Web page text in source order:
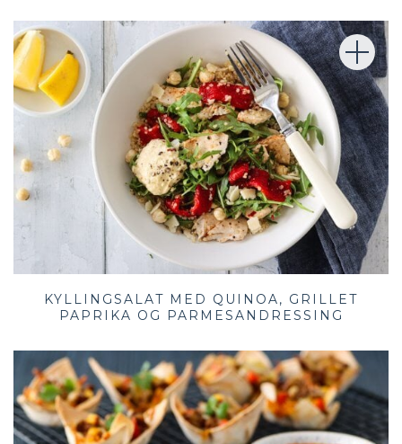
KYLLINGSALAT MED QUINOA, GRILLET
PAPRIKA OG PARMESANDRESSING